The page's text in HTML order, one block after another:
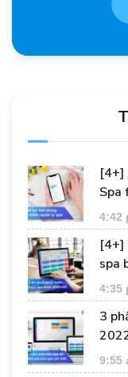
[4+]
Spa
4:42
[4+]
spa
4:35
3
9:55